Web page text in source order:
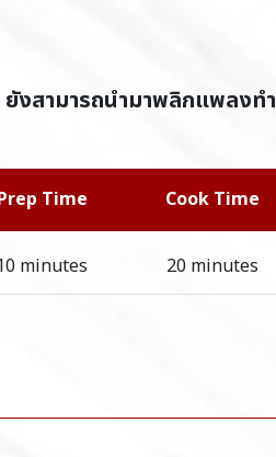
ยังสามารถนำมาพลิกแพลงทำ
Time Cook Time
minutes 20 minutes